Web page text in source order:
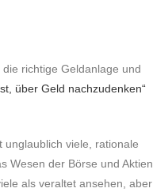
richtige Geldanlage und
über Geld nachzudenken“
unglaublich viele, rationale
Wesen der Börse und Aktien
als veraltet ansehen, aber